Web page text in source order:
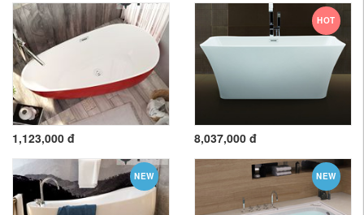
1,123,000 đ
HOT
8,037,000 đ
NEW NEW